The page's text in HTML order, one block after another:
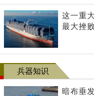
这一重
最大挫败
兵器知识
暗布垂